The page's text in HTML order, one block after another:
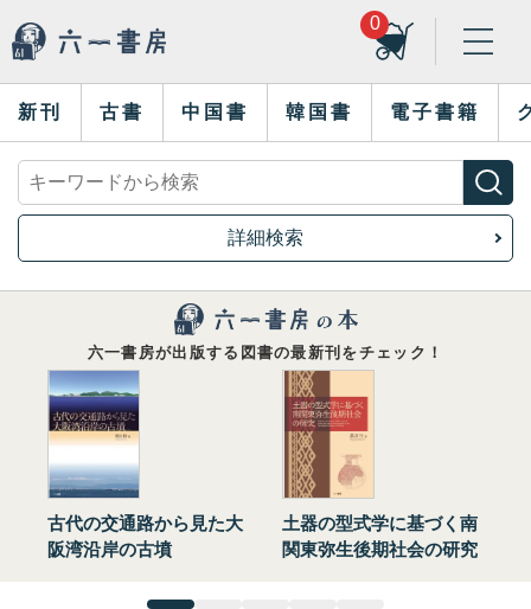
0
新刊 古書 中国書 韓国書 電子書籍
詳細検索
六一書房が出版する図書の最新刊をチェック！
古代の交通路から見た大
阪湾沿岸の古墳
土器の型式学に基づく南
関東弥生後期社会の研究